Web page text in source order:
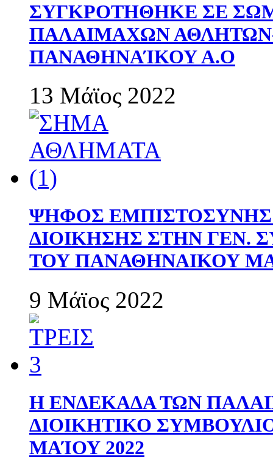
ΣΥΓΚΡΟΤΗΘΗΚΕ ΣΕ
ΠΑΛΑΙΜΑΧΩΝ
ΠΑΝΑΘΗΝΑΊΚΟΥ Α.Ο
13 Μάϊος 2022
ΨΗΦΟΣ
ΔΙΟΙΚΗΣΗΣ ΣΤΗΝ ΓΕΝ.
ΤΟΥ ΠΑΝΑΘΗΝΑΙΚΟΥ
9 Μάϊος 2022
Η ΕΝΔΕΚΑΔΑ ΤΩΝ
ΔΙΟΙΚΗΤΙΚΟ
ΜΑΊΟΥ 2022